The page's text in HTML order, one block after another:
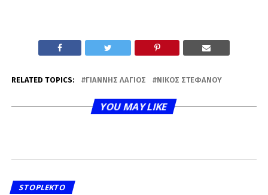
RELATED TOPICS: ΓΙΆΝΝΗΣ ΛΆΓΙΟΣ ΝΊΚΟΣ ΣΤΕΦΆΝΟΥ
YOU MAY LIKE
STOPLEKTO